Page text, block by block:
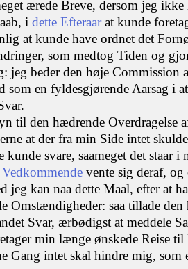
ærede Breve, dersom jeg
i dette Efteraarat kunde
at kunde have ordnet det
som medtog Tiden og
jeg beder den høje Commission
som en fyldesgjørende Aarsag i
til den hædrende Overdragelse
at der fra min Side intet
kunde svare, saameget det staar
vente sig deraf,
jeg kan naa dette Maal, efter at
Omstændigheder: saa tillade
Svar, ærbødigst at meddele
min længe ønskede Reise
Gang intet skal hindre mig, som